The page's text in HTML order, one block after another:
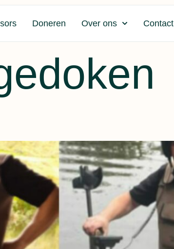
Doneren Over ons Contact